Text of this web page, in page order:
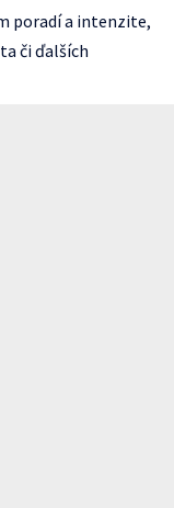
poradí a intenzite,
či ďalších